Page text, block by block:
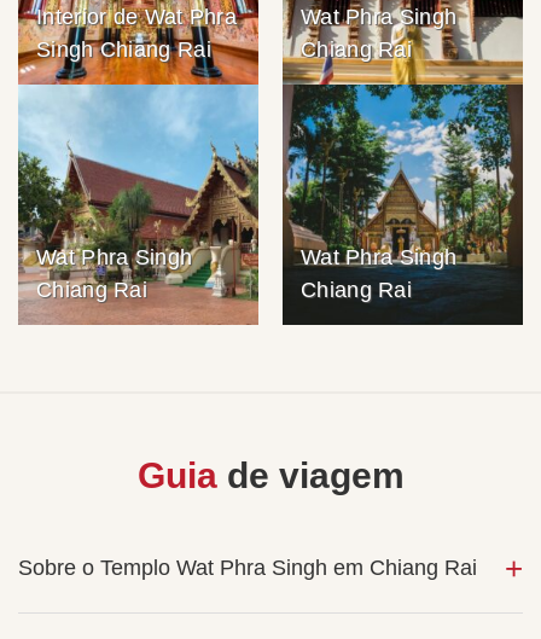
Interior de Wat Phra
Singh Chiang Rai
Wat Phra Singh
Chiang Rai
Wat Phra Singh
Chiang Rai
Wat Phra Singh
Chiang Rai
Guiade viagem
Sobre o Templo Wat Phra Singh em Chiang Rai